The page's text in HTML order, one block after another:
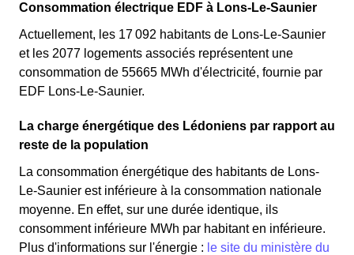
Consommation électrique EDF à Lons-Le-Saunier
Actuellement, les 17 092 habitants de Lons-Le-Saunier
et les 2077 logements associés représentent une
consommation de 55665 MWh d'électricité, fournie par
EDF Lons-Le-Saunier.
La charge énergétique des Lédoniens par rapport au
reste de la population
La consommation énergétique des habitants de Lons-
Le-Saunier est inférieure à la consommation nationale
moyenne. En effet, sur une durée identique, ils
consomment inférieure MWh par habitant en inférieure.
Plus d'informations sur l'énergie : le site du ministère du